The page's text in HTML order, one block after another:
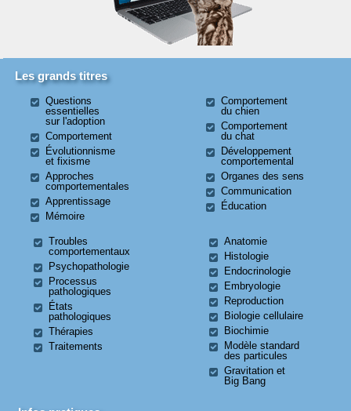
Les grands titres
Questions
essentielles
sur l'adoption
Comportement
Évolutionnisme
et fixisme
Approches
comportementales
Apprentissage
Mémoire
Comportement
du chien
Comportement
du chat
Développement
comportemental
Organes des sens
Communication
Éducation
Troubles
comportementaux
Psychopathologie
Processus
pathologiques
États
pathologiques
Thérapies
Traitements
Anatomie
Histologie
Endocrinologie
Embryologie
Reproduction
Biologie cellulaire
Biochimie
Modèle standard
des particules
Gravitation et
Big Bang